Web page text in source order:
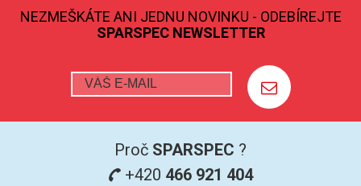
NEZMEŠKÁTE ANI JEDNU NOVINKU - ODEBÍREJTE
SPARSPEC NEWSLETTER
Proč SPARSPEC ?
+420 466 921 404